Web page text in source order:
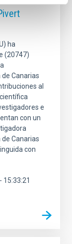
ha
(20747)
Canarias
al
e
con un
Canarias
con